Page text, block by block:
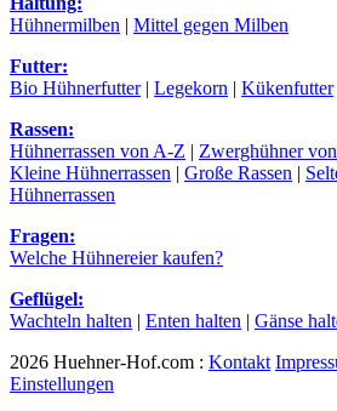
Hühnermilben | Mittel gegen Milben
Futter:
Bio Hühnerfutter| Legekorn | Kükenfutter
Rassen:
Hühnerrassen von A-Z | Zwerghühner
Kleine Hühnerrassen | Große Rassen |
Hühnerrassen
Fragen:
Welche Hühnereier kaufen?
Geflügel:
Wachteln halten | Enten halten | Gänse
2026 Huehner-Hof.com : Kontakt
Einstellungen